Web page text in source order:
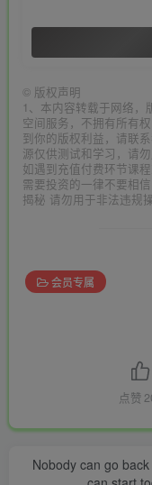
© 版权声明
1、本内容转载于网络
空间服务，不拥有所有
到你的版权利益，请联
源仅供测试和学习，请
如遇到充值付费环节课
需要投资的一律不要相
揭秘 请勿用于非法违规
会员专属
点赞
Nobody can go